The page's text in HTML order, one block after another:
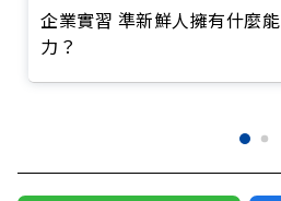
企業實習 準新鮮人擁有什麼能
力？